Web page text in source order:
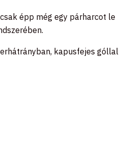
épp még egy párharcot le
kapusfejes góllal